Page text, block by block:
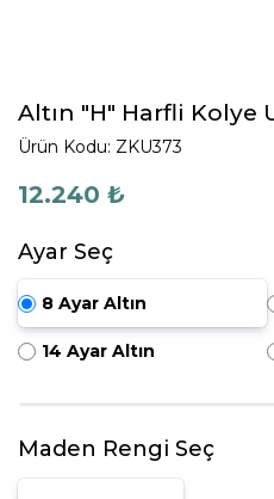
Altın "H" Harfli Kolye
Ürün Kodu: ZKU373
12.240 ₺
Ayar Seç
8 Ayar Altın
14 Ayar Altın
Maden Rengi Seç